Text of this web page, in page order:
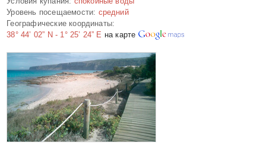
Уровень посещаемости: средний
Географические координаты:
38° 44’ 02” N - 1° 25’ 24” E на карте